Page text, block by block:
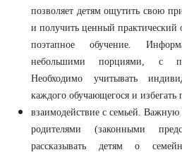
позволяет детям ощутить свою
и получить ценный практический
поэтапное обучение.
небольшими порциями, с
Необходимо учитывать
каждого обучающегося и избегать
взаимодействие с семьей. Важную
родителями (законными
рассказывать детям о